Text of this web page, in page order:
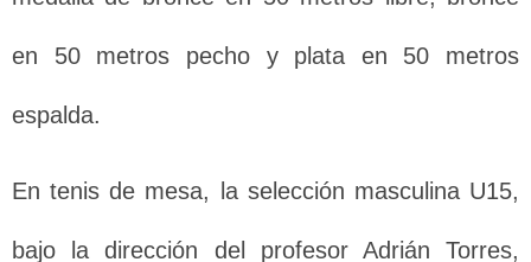
en 50 metros pecho y plata en 50 metros
espalda.
En tenis de mesa, la selección masculina U15,
bajo la dirección del profesor Adrián Torres,